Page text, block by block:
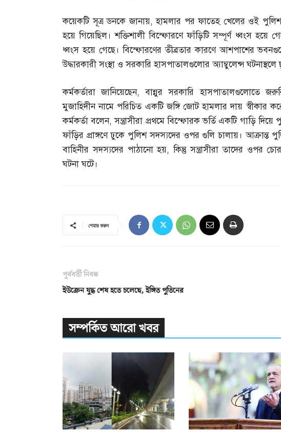
কয়েকটি সূত্র ডনকে জানায়,হামলার পর ফাতেহ খেলের ওই পুলিশ
হয়ে গিয়েছিল। শক্তিশালী বিস্ফোরণে ফাঁড়িটি সম্পূর্ণ ধ্বংস
ধ্বংস হয়ে গেছে। বিস্ফোরণের তীব্রতার কারণে আশপাশের
উদ্ধারকারী সংস্থা ও সরকারি হাসপাতালগুলোর অ্যাম্বুলেন্স ঘটনাস্থলে
কর্মকর্তারা জানিয়েছেন,বান্নুর সরকারি হাসপাতালগুলোতে
মুজাহিদীন নামে পরিচিত একটি জঙ্গি জোট হামলার দায় স্বীকার
কর্মকর্তা বলেন,সন্ত্রাসীরা প্রথমে বিস্ফোরক ভর্তি একটি গাড়ি
ফাঁড়ির প্রাঙ্গণে ঢুকে পুলিশ সদস্যদের ওপর গুলি চালায়। আক্রান্ত
বাহিনীর সদস্যদের পাঠানো হয়,কিন্তু সন্ত্রাসীরা তাদের ওপর
ঘটনা ঘটে।
শেয়ার করুন
পূর্ববর্তী নিবন্ধ
ইউক্রেন যুদ্ধ শেষ হতে চলেছে, ইঙ্গিত পুতিনের
সম্পর্কিত আরো খবর